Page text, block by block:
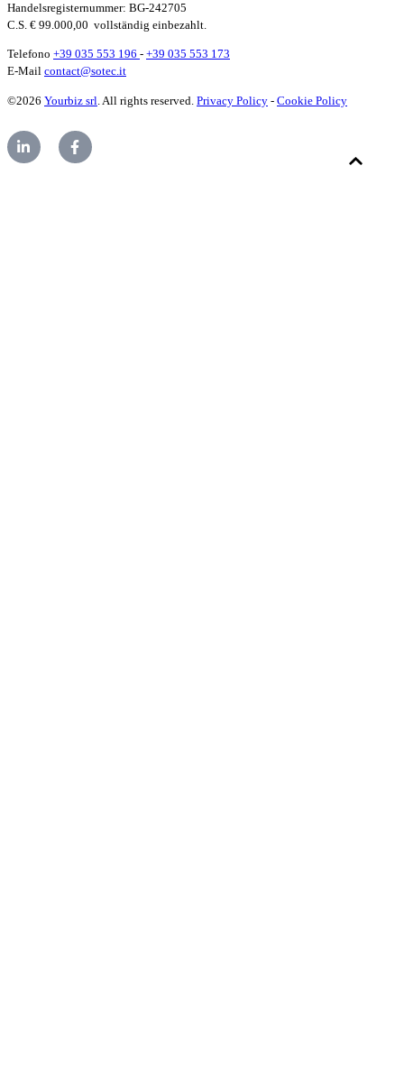
Handelsregisternummer: BG-242705
C.S. € 99.000,00 vollständig einbezahlt.
Telefono +39 035 553 196 - +39 035 553 173
E-Mail contact@sotec.it
©2026 Yourbiz srl . All rights reserved. Privacy Policy - Cookie Policy